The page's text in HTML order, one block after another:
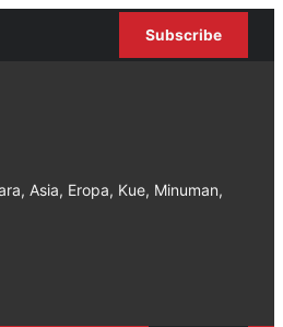
Subscribe
Asia, Eropa, Kue, Minuman,